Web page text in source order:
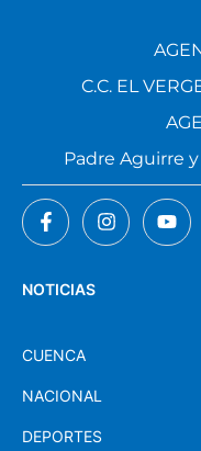
NOTICIAS
CUENCA
NACIONAL
DEPORTES
C.C. EL
Padre Aguirre